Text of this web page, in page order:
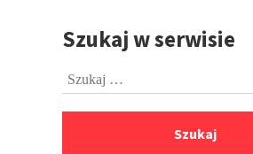
PrzejdźSzukaj w serwisie
Szukaj: